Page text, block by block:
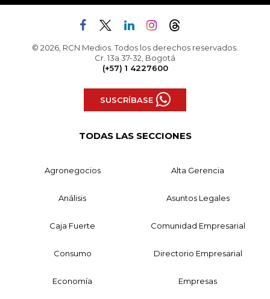
© 2026, RCN Medios. Todos los derechos reservados.
Cr. 13a 37-32, Bogotá
(+57) 1 4227600
SUSCRÍBASE
TODAS LAS SECCIONES
Agronegocios Alta Gerencia
Análisis Asuntos Legales
Caja Fuerte Comunidad Empresarial
Consumo Directorio Empresarial
Economía Empresas